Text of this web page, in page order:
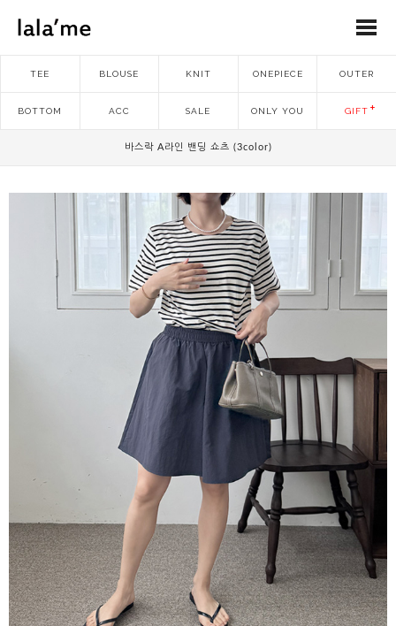
TEE BLOUSE KNIT ONEPIECE OUTER
BOTTOM ACC SALE ONLY YOU GIFT
바스락 A라인 밴딩 쇼츠 (3color)